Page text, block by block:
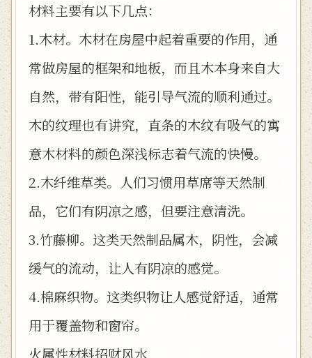
材料主要有以下几点：
1.木材。木材在房屋中起着重要的作用，通
常做房屋的框架和地板，而且木本身来自大
自然，带有阳性，能引导气流的顺利通过。
木的纹理也有讲究，直条的木纹有吸气的寓
意木材料的颜色深浅标志着气流的快慢。
2.木纤维草类。人们习惯用草席等天然制
品，它们有阴凉之感，但要注意清洗。
3.竹藤柳。这类天然制品属木，阴性，会减
缓气的流动，让人有阴凉的感觉。
4.棉麻织物。这类织物让人感觉舒适，通常
用于覆盖物和窗帘。
火属性材料招财风水